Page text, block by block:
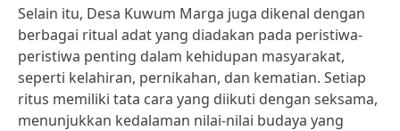
Selain itu, Desa Kuwum Marga juga dikenal dengan
berbagai ritual adat yang diadakan pada peristiwa-
peristiwa penting dalam kehidupan masyarakat,
seperti kelahiran, pernikahan, dan kematian. Setiap
ritus memiliki tata cara yang diikuti dengan seksama,
menunjukkan kedalaman nilai-nilai budaya yang